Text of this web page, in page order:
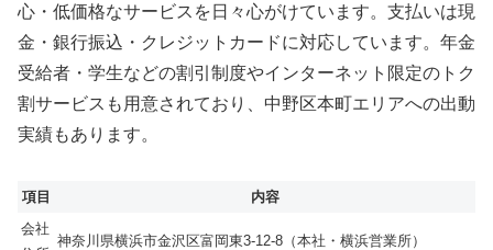
心・低価格なサービスを日々心がけています。支払いは現
金・銀行振込・クレジットカードに対応しています。年金
受給者・学生などの割引制度やインターネット限定のトク
割サービスも用意されており、中野区本町エリアへの出動
実績もあります。
項目
内容
会社
神奈川県横浜市金沢区富岡東3-12-8（本社・横浜営業所）